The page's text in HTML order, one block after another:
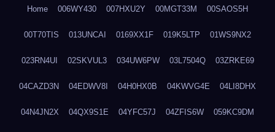
Home 006WY430 007HXU2Y 00MGT33M 00SAOS5H
00T70TIS 013UNCAI 0169XX1F 019K5LTP 01WS9NX2
023RN4UI 02SKVUL3 034UW6PW 03L7504Q 03ZRKE69
04CAZD3N 04EDWV8I 04H0HX0B 04KWVG4E 04LI8DHX
04N4JN2X 04QX9S1E 04YFC57J 04ZFIS6W 059KC9DM